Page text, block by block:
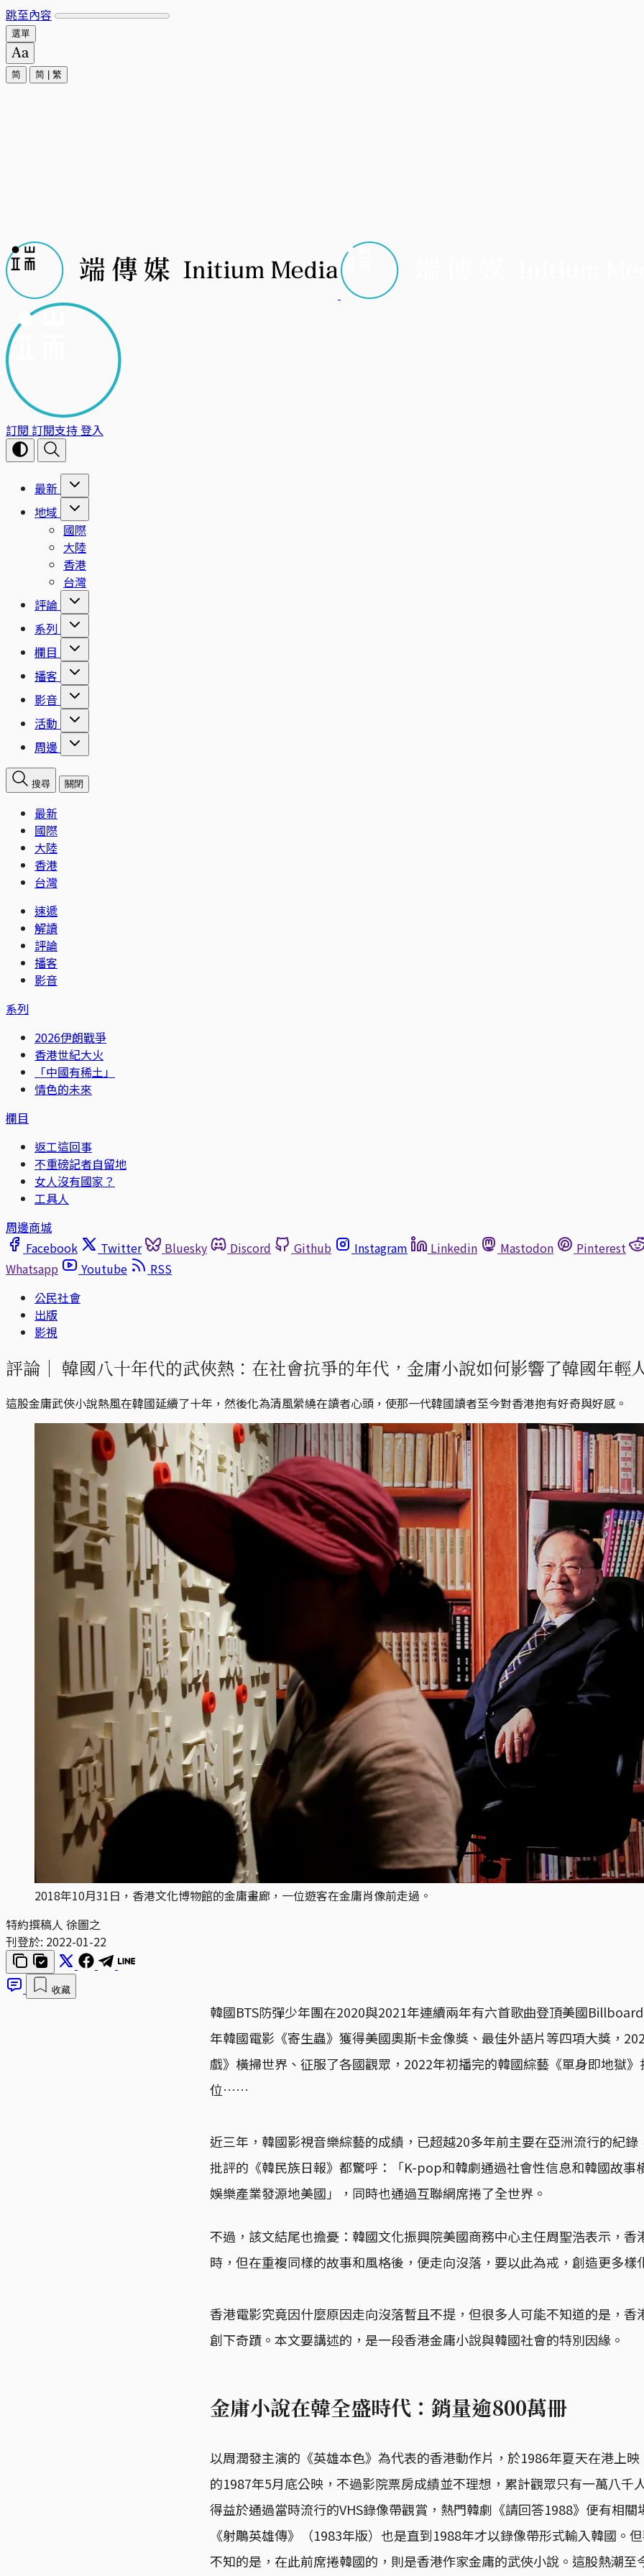
跳至內容
選單
简 简 繁
訂閱 訂閱支持登入
最新
地域
國際
大陸
香港
台灣
評論
系列
欄目
播客
影音
活動
周邊
搜尋 關閉
最新
國際
大陸
香港
台灣
速遞
解讀
評論
播客
影音
系列
2026伊朗戰爭
香港世紀大火
「中國有稀土」
情色的未來
欄目
返工這回事
不重磅記者自留地
女人沒有國家？
工具人
周邊商城
Facebook
Twitter Bluesky Discord Github Instagram Linkedin Mastodon
Pinterest
Whatsapp
Youtube
RSS
公民社會
出版
影視
評論｜ 韓國八十年代的武俠熱：在社會抗爭的年代，金庸小說如何影響了韓國年輕
這股金庸武俠小說熱風在韓國延續了十年，然後化為清風縈繞在讀者心頭，使那一代韓國讀者至今對香港抱有好奇與好感。
2018年10月31日，香港文化博物館的金庸畫廊，一位遊客在金庸肖像前走過。
特約撰稿人 徐圖之
刊登於: 2022-01-22
收藏
韓國BTS防彈少年團在2020與2021年連續兩年有六首歌曲登頂美國
年韓國電影《寄生蟲》獲得美國奧斯卡金像獎、最佳外語片等四項大獎，
戲》橫掃世界、征服了各國觀眾，2022年初播完的韓國綜藝《單身即地獄
位……
近三年，韓國影視音樂綜藝的成績，已超越20多年前主要在亞洲流行的紀
批評的《韓民族日報》都驚呼：「K-pop和韓劇通過社會性信息和韓國故事
娛樂產業發源地美國」，同時也通過互聯網席捲了全世界。
不過，該文結尾也擔憂：韓國文化振興院美國商務中心主任周聖浩表示，香
時，但在重複同樣的故事和風格後，便走向沒落，要以此為戒，創造更多樣
香港電影究竟因什麼原因走向沒落暫且不提，但很多人可能不知道的是，香
創下奇蹟。本文要講述的，是一段香港金庸小說與韓國社會的特別因緣。
金庸小說在韓全盛時代：銷量逾800萬冊
以周潤發主演的《英雄本色》為代表的香港動作片，於1986年夏天在港上
的1987年5月底公映，不過影院票房成績並不理想，累計觀眾只有一萬八千
得益於通過當時流行的VHS錄像帶觀賞，熱門韓劇《請回答1988》便有相關
《射鵰英雄傳》（1983年版）也是直到1988年才以錄像帶形式輸入韓國。
不知的是，在此前席捲韓國的，則是香港作家金庸的武俠小說。這股熱潮至